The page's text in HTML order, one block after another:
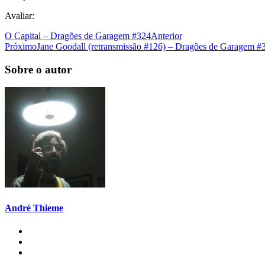
Avaliar:
O Capital – Dragões de Garagem #324Anterior
PróximoJane Goodall (retransmissão #126) – Dragões de Garagem
Sobre o autor
André Thieme